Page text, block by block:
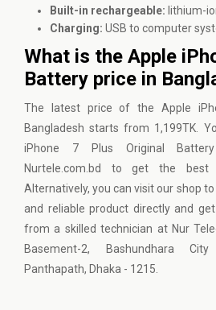
Built-in rechargeable: lithium-
Charging: USB to computer
What is the Apple
Battery price in
The latest price of the Apple
Bangladesh starts from 1,199TK.
iPhone 7 Plus Original
Nurtele.com.bd
to get the best
Alternatively, you can visit our shop
and reliable product directly and
from a skilled technician at Nur
Basement-2, Bashundhara
Panthapath, Dhaka - 1215.